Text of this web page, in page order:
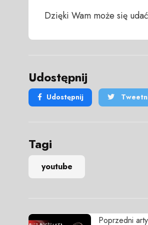
Dzięki Wam może się
Udostępnij
Udostępnij
Tagi
youtube
Poprzedni